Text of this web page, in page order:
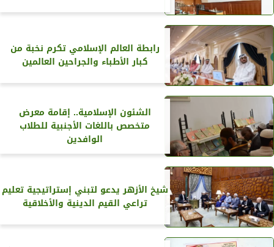
رابطة العالم الإسلامي تكرم نخبة من
كبار الأطباء والجراحين العالمين
الشئون الإسلامية.. إقامة معرض
متخصص باللغات الأجنبية للطلاب
الوافدين
شيخ الأزهر يدعو لتبني إستراتيجية تعليم
تراعي القيم الدينية والأخلاقية